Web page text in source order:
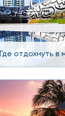
Где отдохнуть в